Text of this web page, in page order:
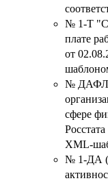
№ 1-Т
плате
от
№ ДАФЛ
сфере
XML-
№ 1-ДА